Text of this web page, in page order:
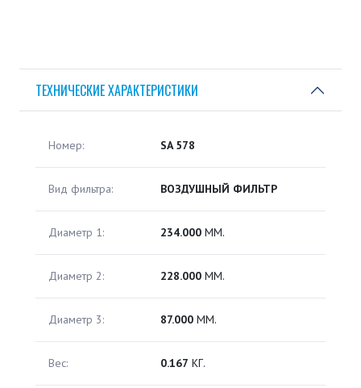
ТЕХНИЧЕСКИЕ ХАРАКТЕРИСТИКИ
Номер: SA 578
Вид фильтра: ВОЗДУШНЫЙ ФИЛЬТР
Диаметр 1: 234.000 ММ.
Диаметр 2: 228.000 ММ.
Диаметр 3: 87.000 ММ.
Вес: 0.167 КГ.